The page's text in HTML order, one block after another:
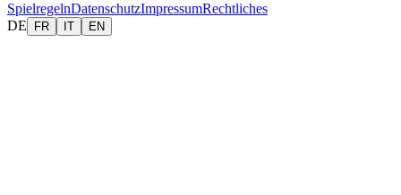
SpielregelnDatenschutzImpressumRechtliches
DE
FR IT EN